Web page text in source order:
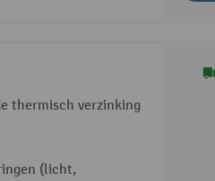
thermisch verzinking
(licht,